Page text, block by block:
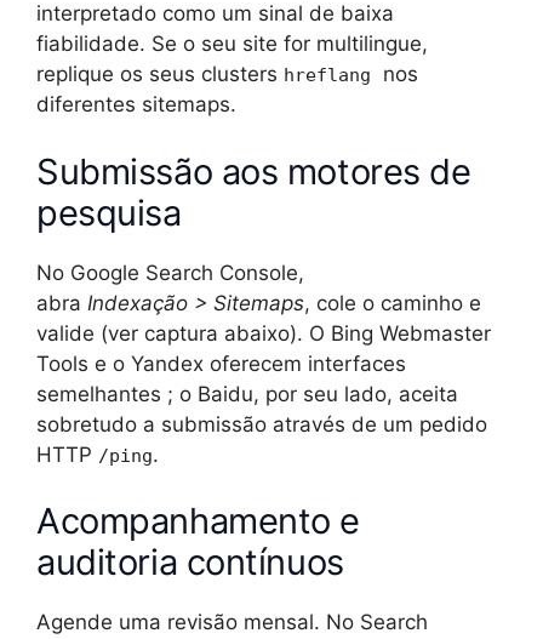
interpretado como um sinal de baixa
fiabilidade. Se o seu site for multilingue,
replique os seus clusters hreflang
nos
diferentes sitemaps.
Submissão aos motores de
pesquisa
No Google Search Console,
abra Indexação > Sitemaps, cole o caminho e
valide (ver captura abaixo). O Bing Webmaster
Tools e o Yandex oferecem interfaces
semelhantes ; o Baidu, por seu lado, aceita
sobretudo a submissão através de um pedido
HTTP /ping.
Acompanhamento e
auditoria contínuos
Agende uma revisão mensal. No Search